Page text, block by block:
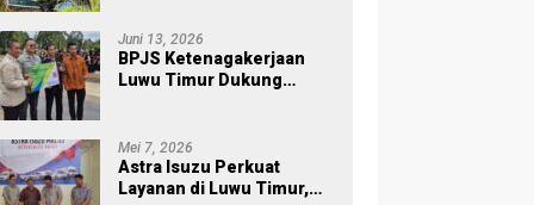
Volunteering Penanaman
Pohon
Juni 13, 2026
BPJS Ketenagakerjaan
Luwu Timur Dukung
Mei 7, 2026
Astra Isuzu Perkuat
Layanan di Luwu Timur,